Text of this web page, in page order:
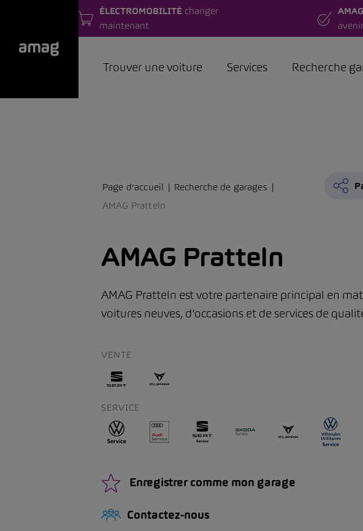
ÉLECTROMOBILITÉ changer
maintenant
avenir
Trouver une voiture Services Recherche
Page d’accueil
Recherche de garages
AMAG Pratteln
AMAG Pratteln
AMAG Pratteln est votre partenaire principal en
voitures neuves, d’occasions et de services de
VENTE
SERVICE
Enregistrer comme mon garage
Contactez-nous